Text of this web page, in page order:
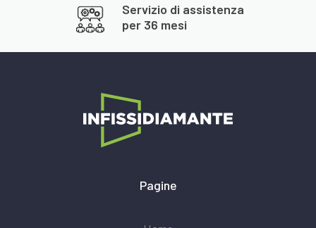
Servizio di assistenza
per 36 mesi
Pagine